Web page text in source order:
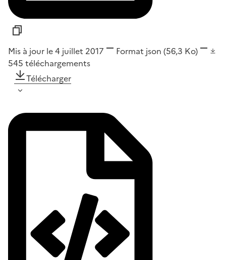
Mis à jour le 4 juillet 2017 Format json (56,3 Ko)
545 téléchargements
Télécharger